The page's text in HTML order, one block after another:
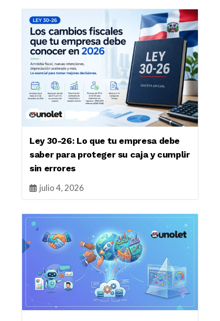
Ley 30-26: Lo que tu empresa debe
saber para proteger su caja y cumplir
sin errores
julio 4, 2026